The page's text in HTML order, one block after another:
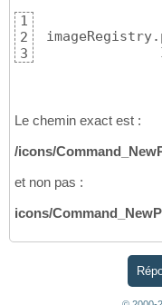
1
2
3
Le chemin exact est :
/icons/
et non pas :
icons/